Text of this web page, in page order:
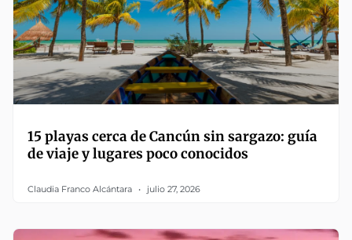
15 playas cerca de Cancún sin sargazo: guía
de viaje y lugares poco conocidos
Claudia Franco Alcántara julio 27, 2026